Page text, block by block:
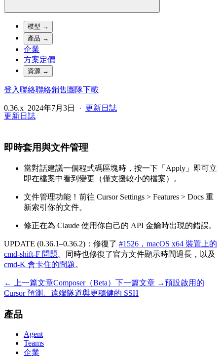
模型 →
產品 →
企業
方案定價
資源 →
登入聯絡聯絡銷售團隊下載
0.36.x 2024年7月3日 · 更新日誌
更新日誌
即時套用與文件管理
當對話建議一個程式碼區塊時，按一下「Apply」即可立
即在檔案中看到變更（僅支援較小的檔案）。
文件管理功能！前往 Cursor Settings > Features > Docs 重
新索引你的文件。
修正在為 Claude 使用你自己的 API 金鑰時出現的錯誤。
UPDATE (0.36.1–0.36.2)：修復了 #1526，macOS x64 裝置上的
cmd-shift-F 問題 。同時也修復了官方文件顯示時間過長，以及
cmd-K 會卡住的問題 。
← 上一篇文章Composer（Beta） 下一篇文章 →預設啟用的
Cursor 預測、遠端隧道與更穩健的 SSH
產品
Agent
Teams
企業